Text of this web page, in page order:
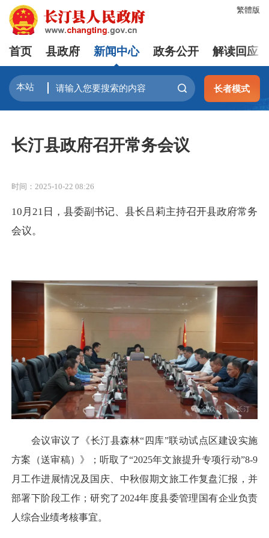
繁體版
首页 县政府 新闻中心 政务公开 解读回应
长者模式
长汀县政府召开常务会议
时间：2025-10-22 08:26
10月21日，县委副书记、县长吕莉主持召开县政府常务
会议。
会议审议了《长汀县森林“四库”联动试点区建设实施
方案（送审稿）》；听取了“2025年文旅提升专项行动”8-9
月工作进展情况及国庆、中秋假期文旅工作复盘汇报，并
部署下阶段工作；研究了2024年度县委管理国有企业负责
人综合业绩考核事宜。